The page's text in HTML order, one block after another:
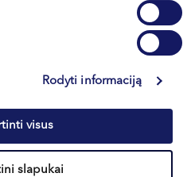
Rodyti informaciją
visus
slapukai